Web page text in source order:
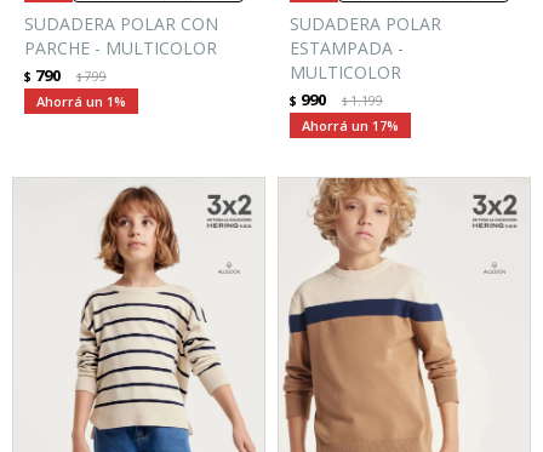
SUDADERA POLAR CON
PARCHE - MULTICOLOR
$ 790 $799
1
SUDADERA POLAR
ESTAMPADA -
MULTICOLOR
$ 990 $1.199
17